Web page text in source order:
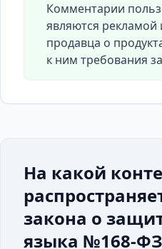
Комментарии
являются
продавца о
к ним требования
На какой
закона о
языка №168-